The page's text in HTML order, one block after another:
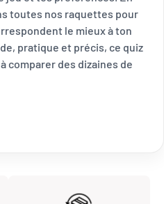
toutes nos raquettes pour
le mieux à ton
pratique et précis, ce quiz
comparer des dizaines de